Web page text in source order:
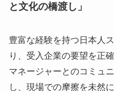
と文化の橋渡し」
豊富な経験を持つ日本人
り、受入企業の要望を正
マネージャーとのコミュ
し、現場での摩擦を未然